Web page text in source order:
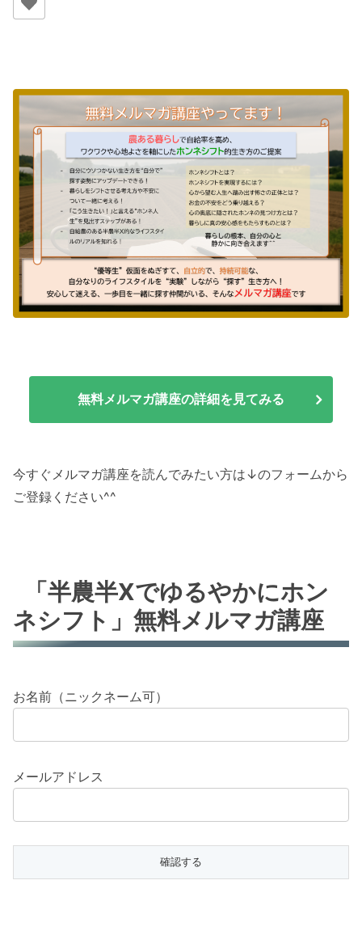
無料メルマガ講座の詳細を見てみる
今すぐメルマガ講座を読んでみたい方は↓のフォームから
ご登録ください^^
「半農半Xでゆるやかにホン
ネシフト」無料メルマガ講座
お名前（ニックネーム可）
メールアドレス